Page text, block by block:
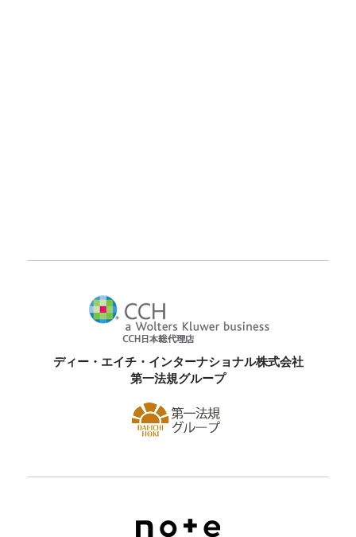
ディー・エイチ・インターナショナル株式会社
第一法規グループ